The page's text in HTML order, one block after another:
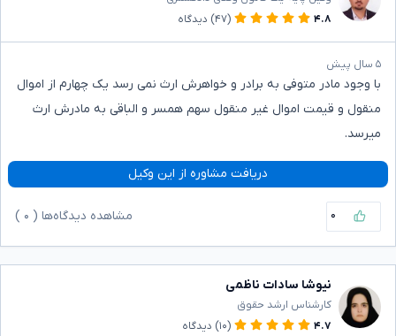
۴.۸
(۴۷) دیدگاه
۵ سال پیش
با وجود مادر متوفی به برادر و خواهرش ارث نمی رسد یک چهارم از اموال
منقول و قیمت اموال غیر منقول سهم همسر و الباقی به مادرش ارث
میرسد.
دریافت مشاوره از این وکیل
۰ مشاهده دیدگاه‌ها ( ۰
نیوشا سادات ناظمی
کارشناس ارشد حقوق
۴.۷
(۱۰) دیدگاه